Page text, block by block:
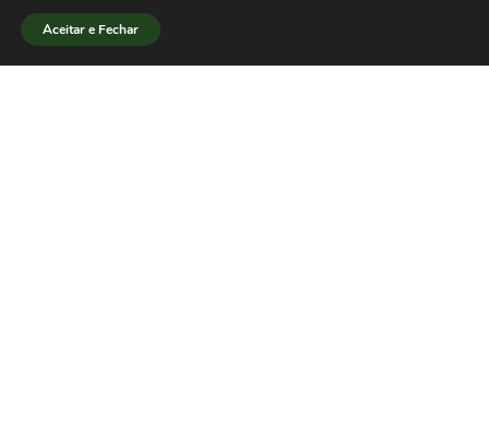
[/lang_pt]
Aceitar e Fechar